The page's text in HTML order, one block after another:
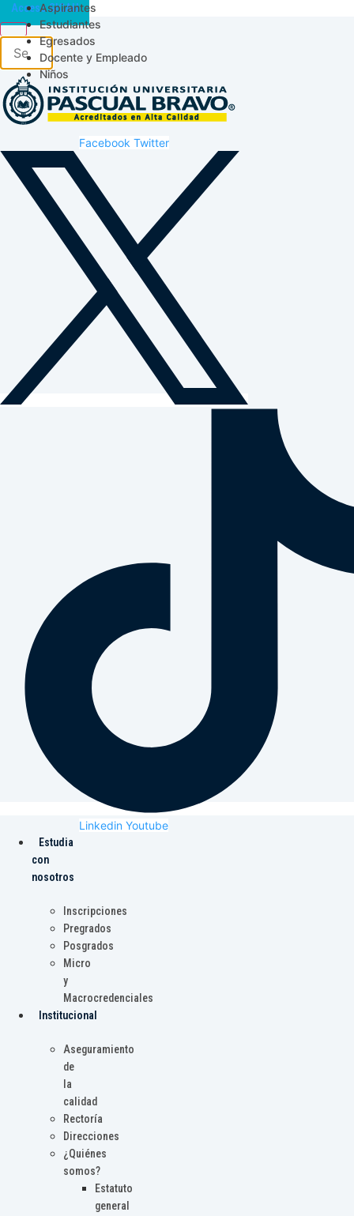
Aspirantes
Estudiantes
Egresados
Docente y Empleado
Niños
Acceso SICAU
Facebook Twitter
Linkedin Youtube
Estudia
con
nosotros
Inscripciones
Pregrados
Posgrados
Micro
y
Macrocredenciales
Institucional
Aseguramiento
de
la
calidad
Rectoría
Direcciones
¿Quiénes
somos?
Estatuto
general